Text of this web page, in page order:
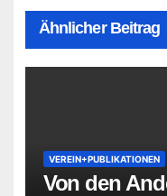
Ähnlicher Beitrag
VEREIN+PUBLIKATIONEN
Von den